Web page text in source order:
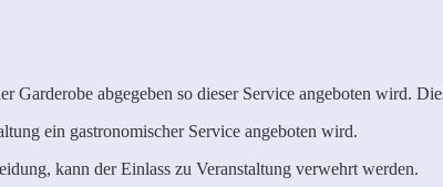
abgegeben so dieser Service angeboten wird.
ein gastronomischer Service angeboten wird.
kann der Einlass zu Veranstaltung verwehrt werden.